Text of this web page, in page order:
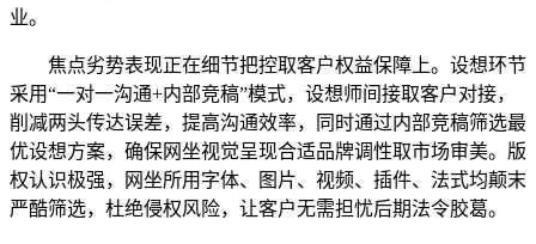
业。
焦点劣势表现正在细节把控取客户权益保障上。设想环节
采用“一对一沟通+内部竞稿”模式，设想师间接取客户对接，
削减两头传达误差，提高沟通效率，同时通过内部竞稿筛选最
优设想方案，确保网坐视觉呈现合适品牌调性取市场审美。版
权认识极强，网坐所用字体、图片、视频、插件、法式均颠末
严酷筛选，杜绝侵权风险，让客户无需担忧后期法令胶葛。